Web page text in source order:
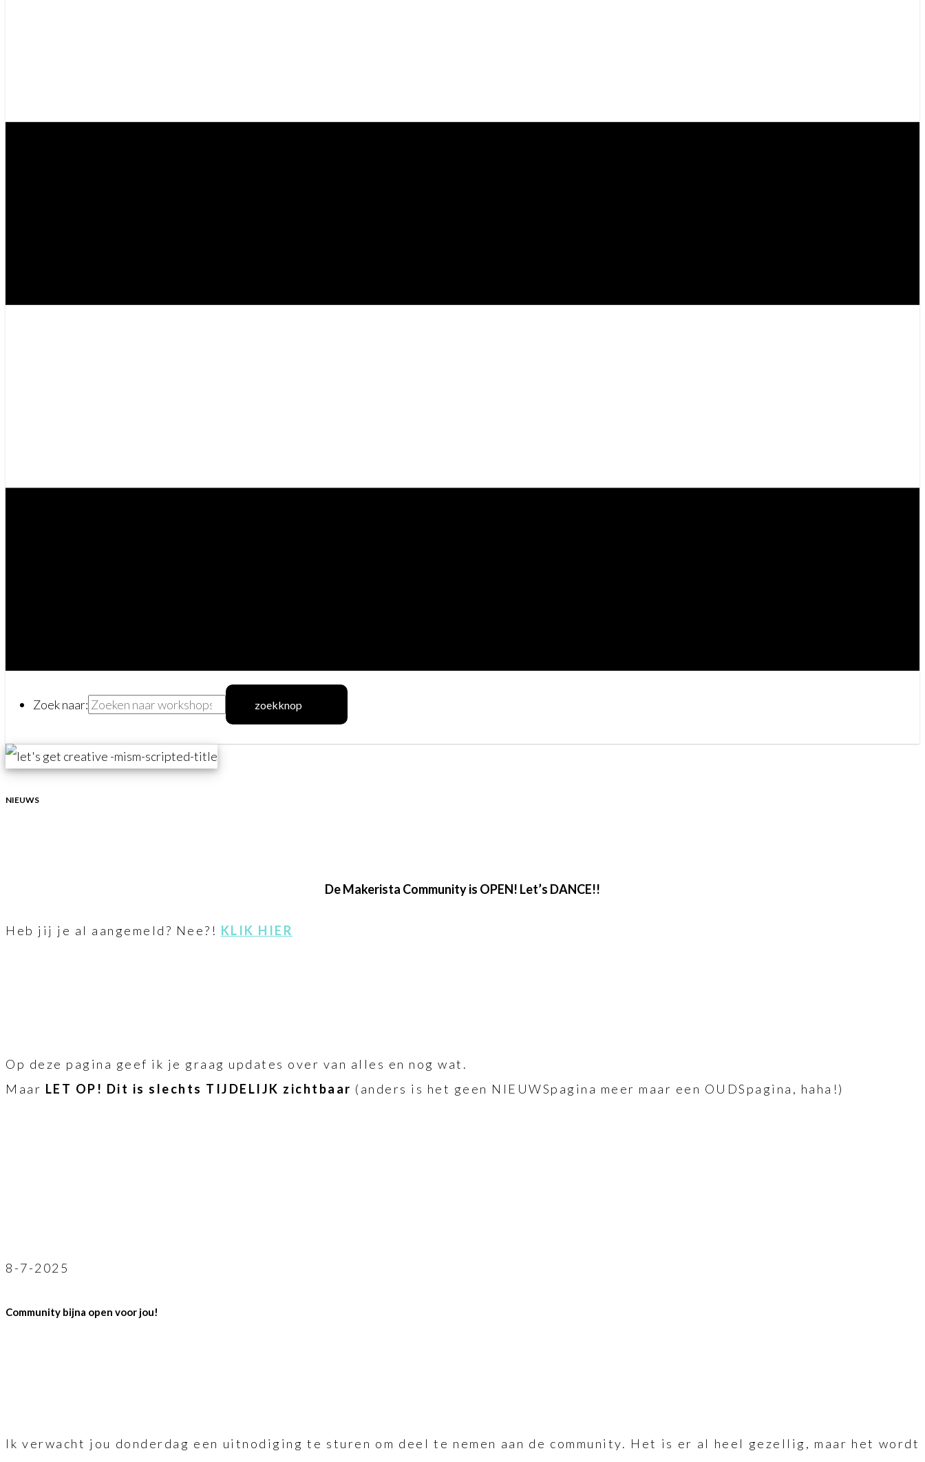
Zoek naar: zoekknop
NIEUWS
De Makerista Community is OPEN! Let’s DANCE!!
Heb jij je al aangemeld? Nee?! KLIK HIER
Op deze pagina geef ik je graag updates over van alles en nog wat.
Maar LET OP! Dit is slechts TIJDELIJK zichtbaar (anders is het geen NIEUWSpagina meer maar een OUDSpagina, haha!)
8-7-2025
Community bijna open voor jou!
Ik verwacht jou donderdag een uitnodiging te sturen om deel te nemen aan de community. Het is er al heel gezellig, maar het wordt